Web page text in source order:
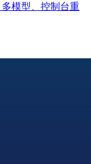
多模型、控制台重